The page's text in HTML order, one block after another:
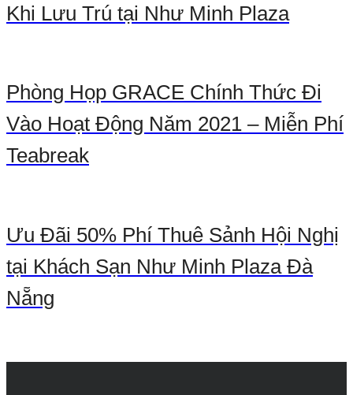
Khi Lưu Trú tại Như Minh Plaza
Phòng Họp GRACE Chính Thức Đi
Vào Hoạt Động Năm 2021 – Miễn Phí
Teabreak
Ưu Đãi 50% Phí Thuê Sảnh Hội Nghị
tại Khách Sạn Như Minh Plaza Đà
Nẵng